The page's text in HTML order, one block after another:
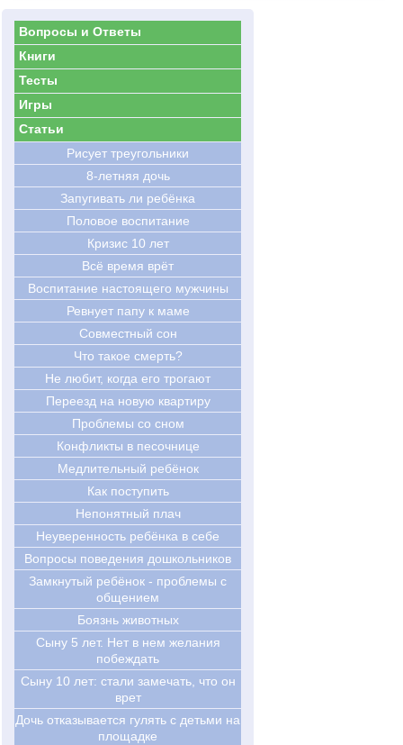
Вопросы и Ответы
Книги
Тесты
Игры
Статьи
Рисует треугольники
8-летняя дочь
Запугивать ли ребёнка
Половое воспитание
Кризис 10 лет
Всё время врёт
Воспитание настоящего мужчины
Ревнует папу к маме
Совместный сон
Что такое смерть?
Не любит, когда его трогают
Переезд на новую квартиру
Проблемы со сном
Конфликты в песочнице
Медлительный ребёнок
Как поступить
Непонятный плач
Неуверенность ребёнка в себе
Вопросы поведения дошкольников
Замкнутый ребёнок - проблемы с
общением
Боязнь животных
Сыну 5 лет. Нет в нем желания
побеждать
Cыну 10 лет: стали замечать, что он
врет
Дочь отказывается гулять с детьми на
площадке